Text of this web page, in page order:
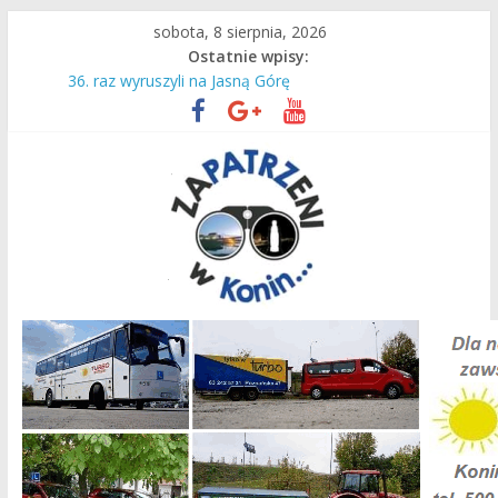
sobota, 8 sierpnia, 2026
Ostatnie wpisy:
Do Lichenia z konińskim PKS!
36. raz wyruszyli na Jasną Górę
Czas intensywnej pracy dla naszych ciepłowników!
Są wakacje, mamy Przystań Gosławice!
Zapatrzeni
w
Konin